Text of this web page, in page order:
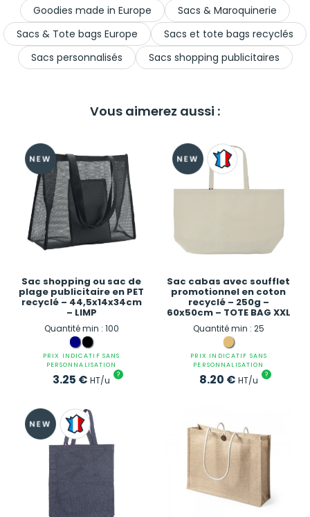
Goodies made in Europe
Sacs & Maroquinerie
Sacs & Tote bags Europe
Sacs et tote bags recyclés
Sacs personnalisés
Sacs shopping publicitaires
Vous aimerez aussi :
Sac shopping ou sac de
plage publicitaire en PET
recyclé – 44,5x14x34cm
– LIMP
Quantité min : 100
PRIX INDICATIF SANS
PERSONNALISATION
3.25 € HT/u ?
Sac cabas avec soufflet
promotionnel en coton
recyclé – 250g –
60x50cm – TOTE BAG XXL
Quantité min : 25
PRIX INDICATIF SANS
PERSONNALISATION
8.20 € HT/u ?